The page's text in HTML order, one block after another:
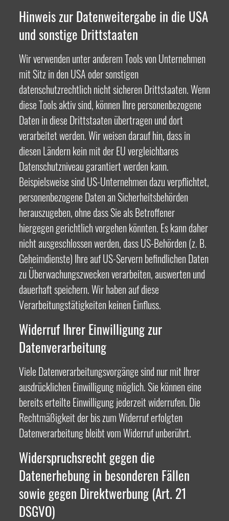
Hinweis zur Datenweitergabe in die USA
und sonstige Drittstaaten
Wir verwenden unter anderem Tools von Unternehmen
mit Sitz in den USA oder sonstigen
datenschutzrechtlich nicht sicheren Drittstaaten. Wenn
diese Tools aktiv sind, können Ihre personenbezogene
Daten in diese Drittstaaten übertragen und dort
verarbeitet werden. Wir weisen darauf hin, dass in
diesen Ländern kein mit der EU vergleichbares
Datenschutzniveau garantiert werden kann.
Beispielsweise sind US-Unternehmen dazu verpflichtet,
personenbezogene Daten an Sicherheitsbehörden
herauszugeben, ohne dass Sie als Betroffener
hiergegen gerichtlich vorgehen könnten. Es kann daher
nicht ausgeschlossen werden, dass US-Behörden (z. B.
Geheimdienste) Ihre auf US-Servern befindlichen Daten
zu Überwachungszwecken verarbeiten, auswerten und
dauerhaft speichern. Wir haben auf diese
Verarbeitungstätigkeiten keinen Einfluss.
Widerruf Ihrer Einwilligung zur
Datenverarbeitung
Viele Datenverarbeitungsvorgänge sind nur mit Ihrer
ausdrücklichen Einwilligung möglich. Sie können eine
bereits erteilte Einwilligung jederzeit widerrufen. Die
Rechtmäßigkeit der bis zum Widerruf erfolgten
Datenverarbeitung bleibt vom Widerruf unberührt.
Widerspruchsrecht gegen die
Datenerhebung in besonderen Fällen
sowie gegen Direktwerbung (Art. 21
DSGVO)